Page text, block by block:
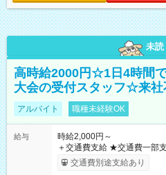
未読
高時給2000円☆1日4時間
大会の受付スタッフ☆来
アルバイト 職種未経験OK
給与
時給2,000円～
＋交通費支給 ★交通費一部支給！ ┗1日500円を超えた分は全額
支給！ ※往復500円以内の方は
OK！（規定あり） ┗働いた
交通費別途支給あり